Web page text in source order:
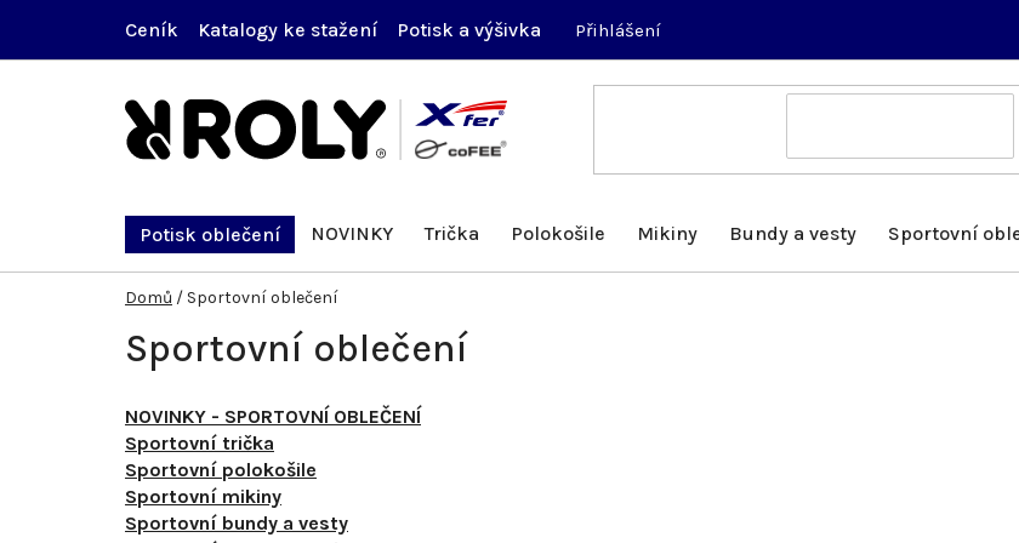
obsah
Ceník Katalogy ke stažení Potisk a výšivka Přihlášení
Potisk oblečení NOVINKY Trička Polokošile Mikiny Bundy a vesty Sportovní
Domů / Sportovní oblečení
Sportovní oblečení
NOVINKY - SPORTOVNÍ OBLEČENÍ
Sportovní trička
Sportovní polokošile
Sportovní mikiny
Sportovní bundy a vesty